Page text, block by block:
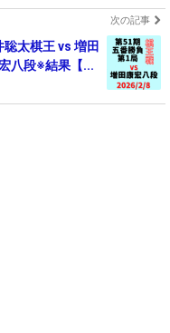
次の記事
聡太棋王 vs 増田
八段※結果【...